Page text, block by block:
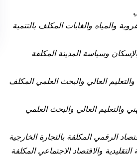
والمياه والغابات المكلف بالتنمية
وسياسة المدينة المكلفة
العالي والبحث العلمي المكلف
والتعليم العالي والبحث العلمي
الرقمي المكلفة بالتجارة الخارجية
والاقتصاد الاجتماعي المكلفة